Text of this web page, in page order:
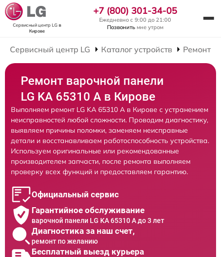
Сервисный центр LG в
Кирове
+7 (800) 301-34-05
Ежедневно с 9:00 до 21:00
Позвонить мне утром
Сервисный центр LG Каталог устройств Ремонт
Ремонт варочной панели
LG KA 65310 A в Кирове
Выполняем ремонт LG KA 65310 A в Кирове с устранением
неисправностей любой сложности. Проводим диагностику,
выявляем причины поломки, заменяем неисправные
детали и восстанавливаем работоспособность устройства.
Используем оригинальные или рекомендованные
производителем запчасти, после ремонта выполняем
проверку всех функций и предоставляем гарантию.
Официальный сервис
Гарантийное обслуживание
варочной панели LG KA 65310 A до 3 лет
Диагностика за наш счет,
ремонт по желанию
Бесплатный выезд курьера